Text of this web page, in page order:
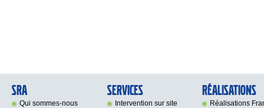
SRA
Qui sommes-nous
Services
Intervention sur site
Réalisations
Réalisations